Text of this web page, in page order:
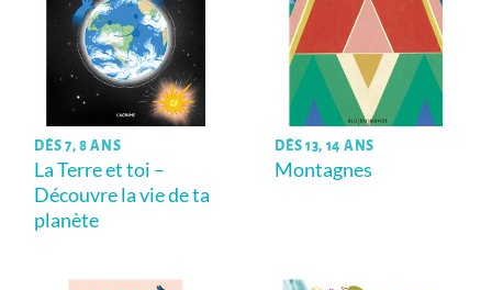
DÈS 7, 8 ANS
La Terre et toi –
Découvre la vie de ta
planète
DÈS 13, 14 ANS
Montagnes